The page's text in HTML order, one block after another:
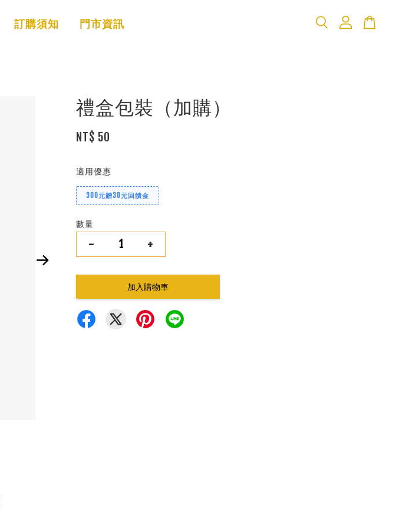
訂購須知 門市資訊
禮盒包裝（加購）
NT$ 50
適用優惠
300元贈30元回饋金
數量
- +
加入購物車